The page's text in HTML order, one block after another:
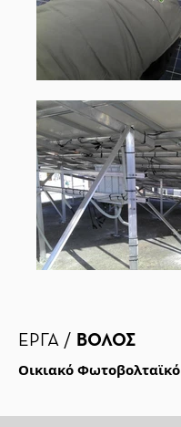
Οικιακό Φωτοβολταϊκό
ΕΡΓΑ / ΒΟΛΟΣ